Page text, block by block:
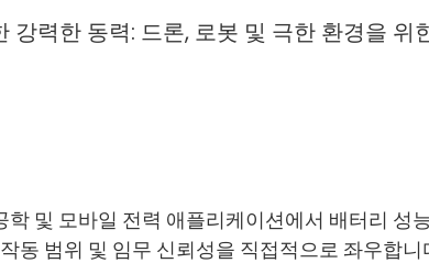
강력한 동력: 드론, 로봇 및 극한 환경을
학 및 모바일 전력 애플리케이션에서 배터리 성
동 범위 및 임무 신뢰성을 직접적으로 좌우합니